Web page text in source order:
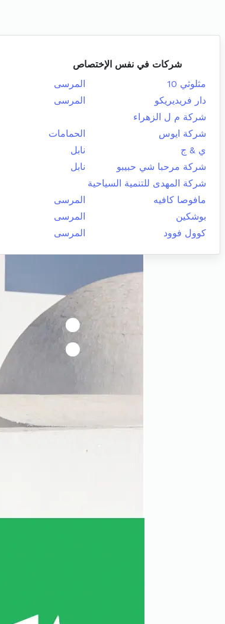
شركات في نفس الإختصاص
مثلوثي 10
المرسى
دار فريديريكو
المرسى
شركة م ل الزهراء
شركة ايوس
الحمامات
ي & ج
نابل
شركة مرحبا شي حبيبو
نابل
شركة المهدى للتنمية السياحية
مافوصا كافيه
المرسى
بوشكين
المرسى
كوول فوود
المرسى